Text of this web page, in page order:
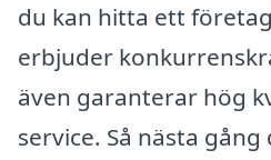
du kan hitta ett
erbjuder
även garanterar hög
service. Så nästa